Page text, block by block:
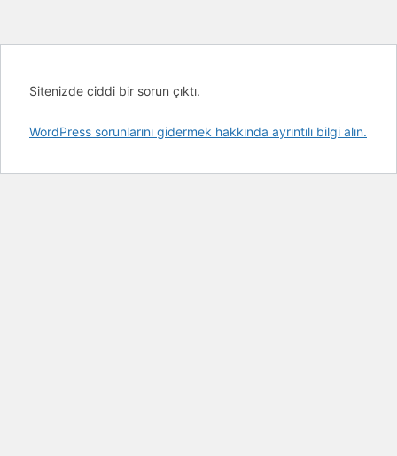
Sitenizde ciddi bir sorun çıktı.
WordPress sorunlarını gidermek hakkında ayrıntılı bilgi alın.